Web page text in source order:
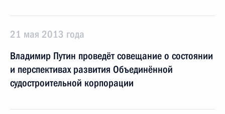
21 мая 2013 года
Владимир Путин проведёт совещание о состоянии
и перспективах развития Объединённой
судостроительной корпорации